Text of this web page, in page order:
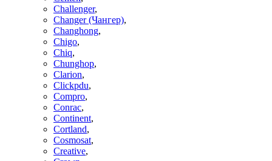
Challenger,
Changer (Чангер),
Changhong,
Chigo,
Chiq,
Chunghop,
Clarion,
Clickpdu,
Compro,
Conrac,
Continent,
Cortland,
Cosmosat,
Creative,